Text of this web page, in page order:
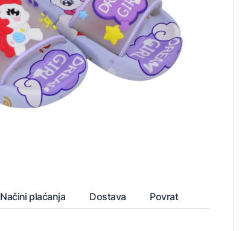
Načini plaćanja Dostava Povrat